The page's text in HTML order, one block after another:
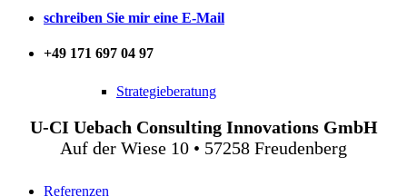
Strategieberatung
Referenzen
schreiben Sie mir eine E-Mail
+49 171 697 04 97
U-CI Uebach Consulting Innovations GmbH
Auf der Wiese 10 • 57258 Freudenberg